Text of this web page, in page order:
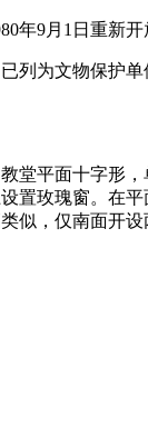
年9月1日重新
列为文物保护
堂平面十字形
置玫瑰窗。在
似，仅南面开